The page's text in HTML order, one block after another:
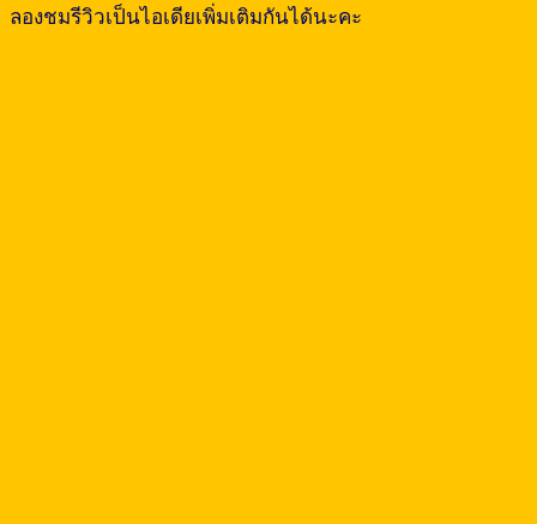
ลองชมรีวิวเป็นไอเดียเพิ่มเติมกันได้นะคะ